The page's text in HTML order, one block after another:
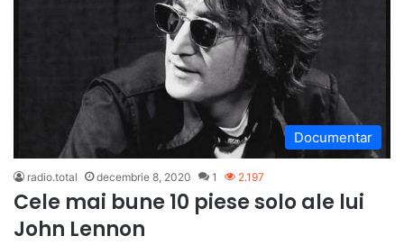
Documentar
radio.total decembrie 8, 2020 1 2.197
Cele mai bune 10 piese solo ale lui
John Lennon